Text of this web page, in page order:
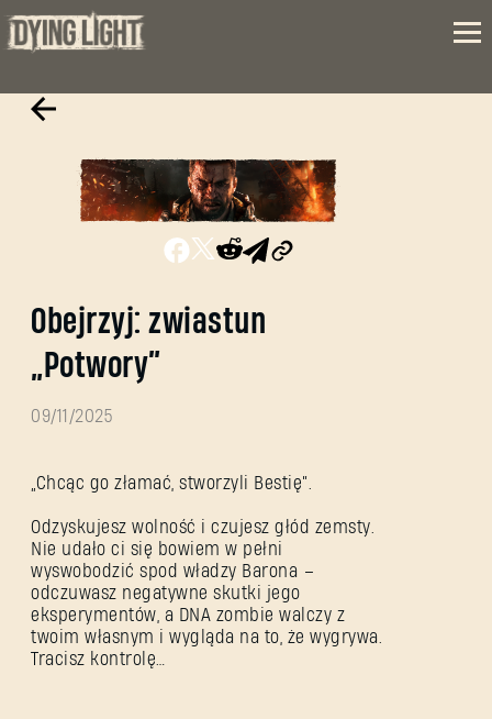
Obejrzyj: zwiastun
„Potwory”
09/11/2025
„Chcąc go złamać, stworzyli Bestię”.
Odzyskujesz wolność i czujesz głód zemsty.
Nie udało ci się bowiem w pełni
wyswobodzić spod władzy Barona –
odczuwasz negatywne skutki jego
eksperymentów, a DNA zombie walczy z
twoim własnym i wygląda na to, że wygrywa.
Tracisz kontrolę…